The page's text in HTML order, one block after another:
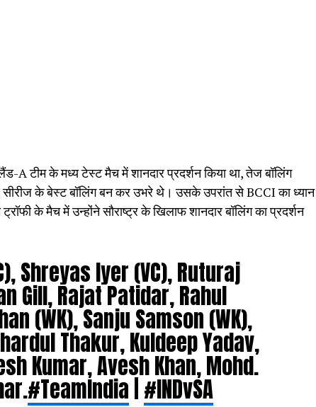
A टीम के मध्य टेस्ट मैच में शानदार प्रदर्शन किया था, तेज बॉलिंग
के बेस्ट बॉलिंग बन कर उभरे थे। उसके उपरांत से BCCI का ध्यान
के मैच में उन्होंने सौराष्ट्र के खिलाफ शानदार बॉलिंग का प्रदर्शन
Shreyas Iyer (VC), Ruturaj
Gill, Rajat Patidar, Rahul
(WK), Sanju Samson (WK),
Thakur, Kuldeep Yadav,
Kumar, Avesh Khan, Mohd.
#TeamIndia #INDvSA